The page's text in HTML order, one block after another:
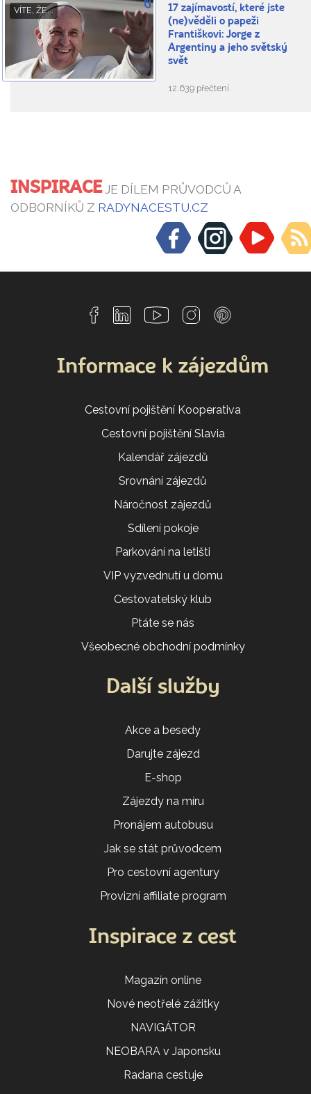
VÍTE, ŽE...
17 zajímavostí, které jste
(ne)věděli o papeži
Františkovi: Jorge z
Argentiny a jeho světský
svět
12.639 přečtení
INSPIRACEJE DÍLEM PRŮVODCŮ A
ODBORNÍKŮ Z RADYNACESTU.CZ
Informace k zájezdům
Cestovní pojištění Kooperativa
Cestovní pojištění Slavia
Kalendář zájezdů
Srovnání zájezdů
Náročnost zájezdů
Sdílení pokoje
Parkování na letišti
VIP vyzvednutí u domu
Cestovatelský klub
Ptáte se nás
Všeobecné obchodní podmínky
Další služby
Akce a besedy
Darujte zájezd
E-shop
Zájezdy na míru
Pronájem autobusu
Jak se stát průvodcem
Pro cestovní agentury
Provizní affiliate program
Inspirace z cest
Magazín online
Nové neotřelé zážitky
NAVIGÁTOR
NEOBARA v Japonsku
Radana cestuje